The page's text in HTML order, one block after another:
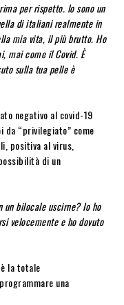
per rispetto. Io sono un
di italiani realmente in
mia vita, il più brutto. Ho
mai come il Covid. È
sulla tua pelle è
negativo al covid-19
“privilegiato” come
positiva al virus,
di un
bilocale uscirne? Io ho
velocemente e ho dovuto
la totale
una